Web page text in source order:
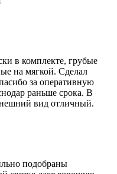
в комплекте, грубые
на мягкой. Сделал
за оперативную
раньше срока. В
вид отличный.
подобраны